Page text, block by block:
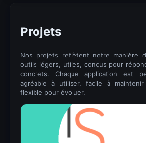
Projets
Nos projets reflètent notre manière
outils légers, utiles, conçus pour
concrets. Chaque application est
agréable à utiliser, facile à
flexible pour évoluer.